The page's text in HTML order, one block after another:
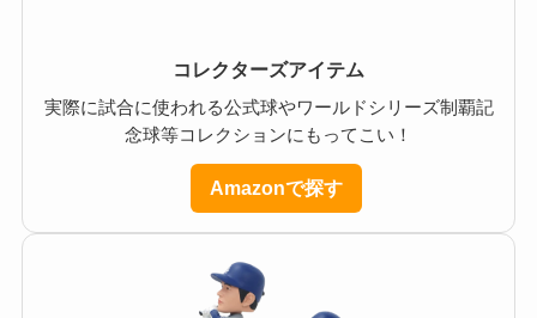
コレクターズアイテム
実際に試合に使われる公式球やワールドシリーズ制覇記
念球等コレクションにもってこい！
Amazonで探す